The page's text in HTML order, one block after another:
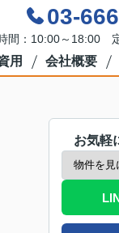
03-
間：10:00～18:00
用 会社概要
お気軽